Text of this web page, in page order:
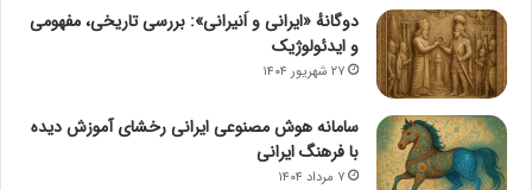
دوگانهٔ «ایرانی و اَنیرانی»: بررسی تاریخی، مفهومی
و ایدئولوژیک
۲۷ شهریور ۱۴۰۴
سامانه هوش مصنوعی ایرانی رخشای آموزش دیده
با فرهنگ ایرانی
۷ مرداد ۱۴۰۴